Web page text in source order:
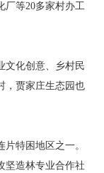
厂等20多家村办工
化创意、乡村民
，贾家庄生态园也
特困地区之一。
坚造林专业合作社